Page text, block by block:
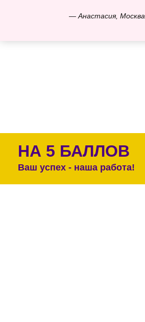
— Анастасия, Москва
НА 5 БАЛЛОВ
Ваш успех - наша работа!